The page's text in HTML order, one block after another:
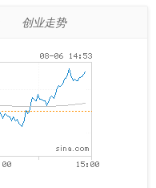
创业走势